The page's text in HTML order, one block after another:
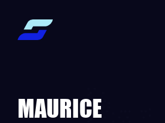
MAURICE